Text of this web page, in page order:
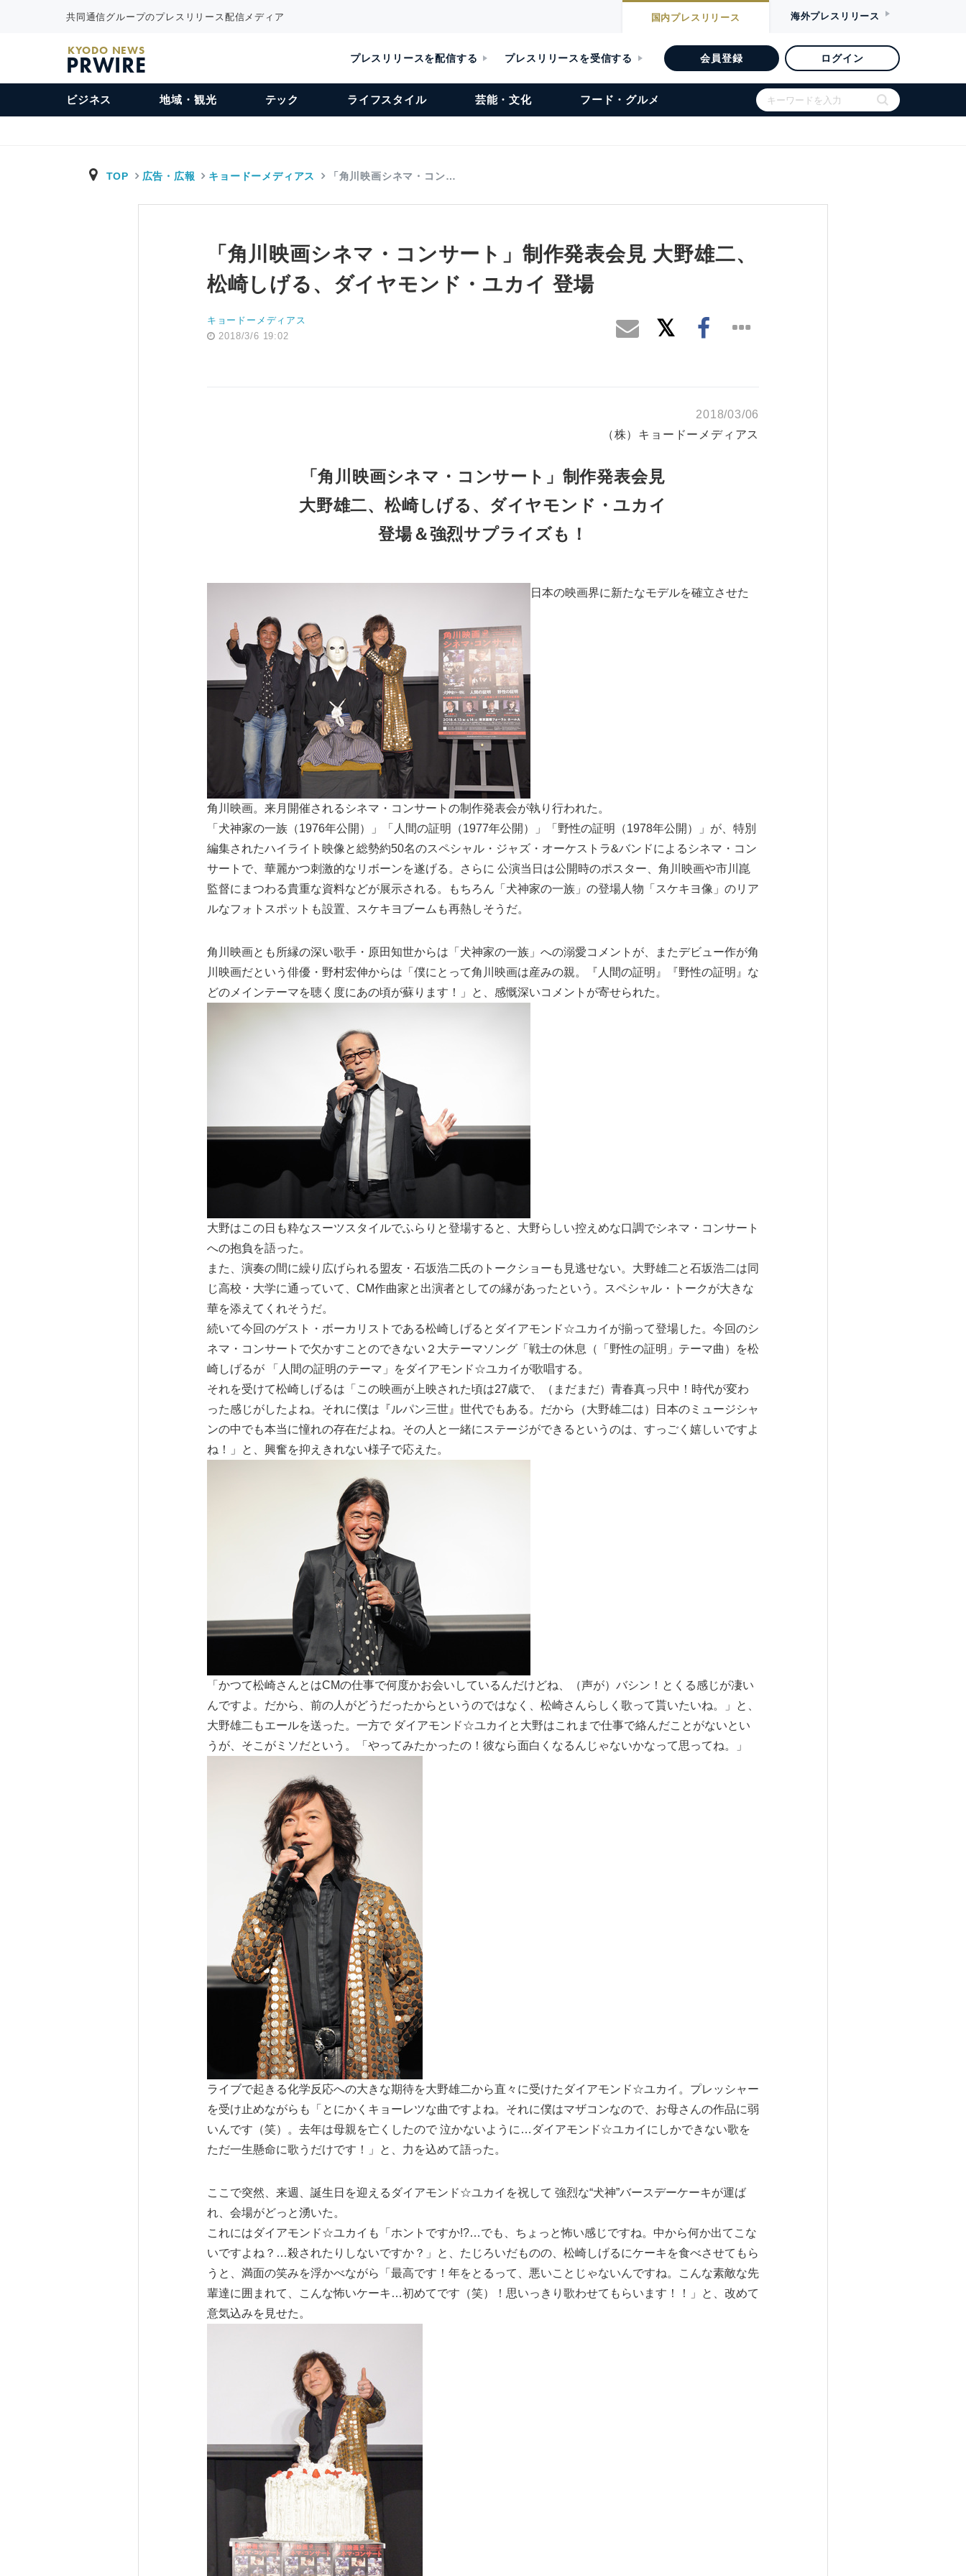
共同通信グループのプレスリリース配信メディア 国内プレスリリース 海外プレスリリース
KYODO NEWS
PRWIRE プレスリリースを配信する プレスリリースを受信する 会員登録 ログイン
ビジネス 地域・観光 テック ライフスタイル 芸能・文化 フード・グルメ
TOP 広告・広報 キョードーメディアス 「角川映画シネマ・コン…
「角川映画シネマ・コンサート」制作発表会見 大野雄二、
松崎しげる、ダイヤモンド・ユカイ 登場
キョードーメディアス
2018/3/6 19:02
2018/03/06
（株）キョードーメディアス
「角川映画シネマ・コンサート」制作発表会見
大野雄二、松崎しげる、ダイヤモンド・ユカイ
登場＆強烈サプライズも！
日本の映画界に新たなモデルを確立させた
角川映画。来月開催されるシネマ・コンサートの制作発表会が執り行われた。
「犬神家の一族（1976年公開）」「人間の証明（1977年公開）」「野性の証明（1978年公開）」が、特別
編集されたハイライト映像と総勢約50名のスペシャル・ジャズ・オーケストラ&バンドによるシネマ・コン
サートで、華麗かつ刺激的なリボーンを遂げる。さらに 公演当日は公開時のポスター、角川映画や市川崑
監督にまつわる貴重な資料などが展示される。もちろん「犬神家の一族」の登場人物「スケキヨ像」のリア
ルなフォトスポットも設置、スケキヨブームも再熱しそうだ。
角川映画とも所縁の深い歌手・原田知世からは「犬神家の一族」への溺愛コメントが、またデビュー作が角
川映画だという俳優・野村宏伸からは「僕にとって角川映画は産みの親。『人間の証明』『野性の証明』な
どのメインテーマを聴く度にあの頃が蘇ります！」と、感慨深いコメントが寄せられた。
大野はこの日も粋なスーツスタイルでふらりと登場すると、大野らしい控えめな口調でシネマ・コンサート
への抱負を語った。
また、演奏の間に繰り広げられる盟友・石坂浩二氏のトークショーも見逃せない。大野雄二と石坂浩二は同
じ高校・大学に通っていて、CM作曲家と出演者としての縁があったという。スペシャル・トークが大きな
華を添えてくれそうだ。
続いて今回のゲスト・ボーカリストである松崎しげるとダイアモンド☆ユカイが揃って登場した。今回のシ
ネマ・コンサートで欠かすことのできない２大テーマソング「戦士の休息（「野性の証明」テーマ曲）を松
崎しげるが 「人間の証明のテーマ」をダイアモンド☆ユカイが歌唱する。
それを受けて松崎しげるは「この映画が上映された頃は27歳で、（まだまだ）青春真っ只中！時代が変わ
った感じがしたよね。それに僕は『ルパン三世』世代でもある。だから（大野雄二は）日本のミュージシャ
ンの中でも本当に憧れの存在だよね。その人と一緒にステージができるというのは、すっごく嬉しいですよ
ね！」と、興奮を抑えきれない様子で応えた。
「かつて松崎さんとはCMの仕事で何度かお会いしているんだけどね、（声が）バシン！とくる感じが凄い
んですよ。だから、前の人がどうだったからというのではなく、松崎さんらしく歌って貰いたいね。」と、
大野雄二もエールを送った。一方で ダイアモンド☆ユカイと大野はこれまで仕事で絡んだことがないとい
うが、そこがミソだという。「やってみたかったの！彼なら面白くなるんじゃないかなって思ってね。」
ライブで起きる化学反応への大きな期待を大野雄二から直々に受けたダイアモンド☆ユカイ。プレッシャー
を受け止めながらも「とにかくキョーレツな曲ですよね。それに僕はマザコンなので、お母さんの作品に弱
いんです（笑）。去年は母親を亡くしたので 泣かないように…ダイアモンド☆ユカイにしかできない歌を
ただ一生懸命に歌うだけです！」と、力を込めて語った。
ここで突然、来週、誕生日を迎えるダイアモンド☆ユカイを祝して 強烈な“犬神”バースデーケーキが運ば
れ、会場がどっと湧いた。
これにはダイアモンド☆ユカイも「ホントですか!?…でも、ちょっと怖い感じですね。中から何か出てこな
いですよね？…殺されたりしないですか？」と、たじろいだものの、松崎しげるにケーキを食べさせてもら
うと、満面の笑みを浮かべながら「最高です！年をとるって、悪いことじゃないんですね。こんな素敵な先
輩達に囲まれて、こんな怖いケーキ…初めてです（笑）！思いっきり歌わせてもらいます！！」と、改めて
意気込みを見せた。
Japanese
English